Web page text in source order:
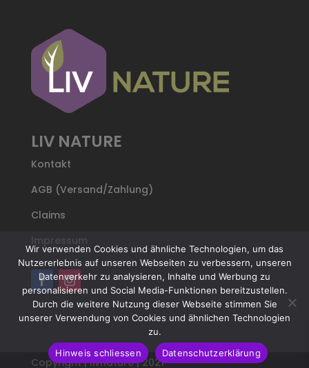
LIV NATURE
Kontakt
AGB (Versand/Zahlung)
Claims
Impressum
Copyright | livnature | 2021
Wir verwenden Cookies und ähnliche Technologien, um das
Nutzererlebnis auf unseren Webseiten zu verbessern, unseren
Datenverkehr zu analysieren, Inhalte und Werbung zu
personalisieren und Social Media-Funktionen bereitzustellen.
Durch die weitere Nutzung dieser Webseite stimmen Sie
unserer Verwendung von Cookies und ähnlichen Technologien
zu.
Hinweis schliessen
Datenschutzerklärung